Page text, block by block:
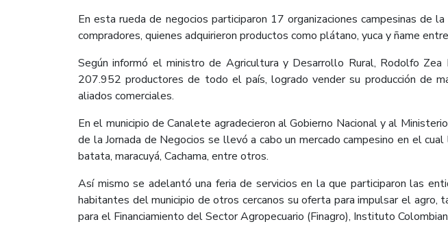
En esta rueda de negocios participaron 17 organizaciones campesinas de
compradores, quienes adquirieron productos como plátano, yuca y ñame
Según informó el ministro de Agricultura y Desarrollo Rural, Rodolfo
207.952 productores de todo el país, logrado vender su producción de
aliados comerciales.
En el municipio de Canalete agradecieron al Gobierno Nacional y al
de la Jornada de Negocios se llevó a cabo un mercado campesino en el
batata, maracuyá, Cachama, entre otros.
Así mismo se adelantó una feria de servicios en la que participaron las
habitantes del municipio de otros cercanos su oferta para impulsar el agro,
para el Financiamiento del Sector Agropecuario (Finagro), Instituto